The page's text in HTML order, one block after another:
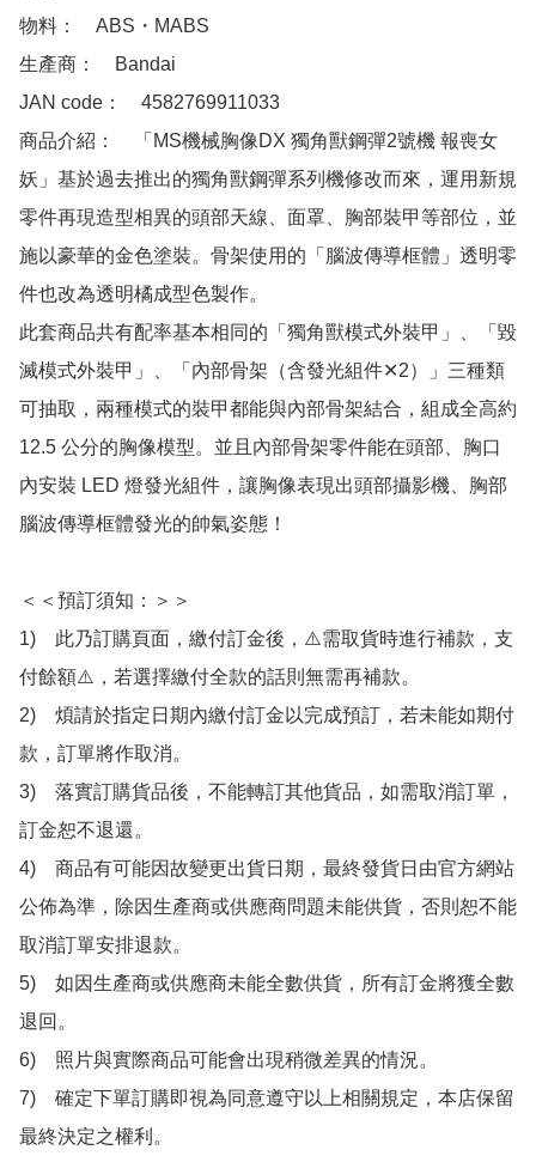
物料：　ABS・MABS
生產商：　Bandai
JAN code：　4582769911033
商品介紹：　「MS機械胸像DX 獨角獸鋼彈2號機 報喪女
妖」基於過去推出的獨角獸鋼彈系列機修改而來，運用新規
零件再現造型相異的頭部天線、面罩、胸部裝甲等部位，並
施以豪華的金色塗裝。骨架使用的「腦波傳導框體」透明零
件也改為透明橘成型色製作。
此套商品共有配率基本相同的「獨角獸模式外裝甲」、「毀
滅模式外裝甲」、「內部骨架（含發光組件✕2）」三種類
可抽取，兩種模式的裝甲都能與內部骨架結合，組成全高約
12.5 公分的胸像模型。並且內部骨架零件能在頭部、胸口
內安裝 LED 燈發光組件，讓胸像表現出頭部攝影機、胸部
腦波傳導框體發光的帥氣姿態！
＜＜預訂須知：＞＞
1)　此乃訂購頁面，繳付訂金後，⚠️需取貨時進行補款，支
付餘額⚠️，若選擇繳付全款的話則無需再補款。
2)　煩請於指定日期內繳付訂金以完成預訂，若未能如期付
款，訂單將作取消。
3)　落實訂購貨品後，不能轉訂其他貨品，如需取消訂單，
訂金恕不退還。
4)　商品有可能因故變更出貨日期，最終發貨日由官方網站
公佈為準，除因生產商或供應商問題未能供貨，否則恕不能
取消訂單安排退款。
5)　如因生產商或供應商未能全數供貨，所有訂金將獲全數
退回。
6)　照片與實際商品可能會出現稍微差異的情況。
7)　確定下單訂購即視為同意遵守以上相關規定，本店保留
最終決定之權利。